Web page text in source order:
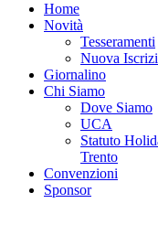
Home
Novità
Tesseramenti
Nuova
Giornalino
Chi Siamo
Dove Siamo
UCA
Statuto
Trento
Convenzioni
Sponsor